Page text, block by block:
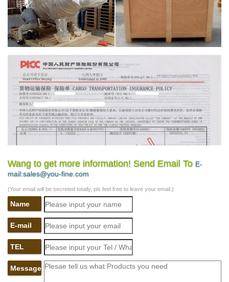
Wang to get more information! Send Email To E-
mail:sales@you-fine.com
(Your email will be secreted totally, pls feel free to leave your email.)
Name
E-mail
TEL
Message